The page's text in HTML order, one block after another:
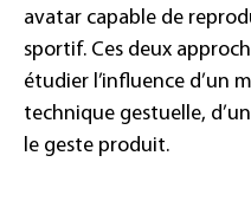
avatar capable de
sportif. Ces deux
étudier l’influence d’un
technique gestuelle,
le geste produit.